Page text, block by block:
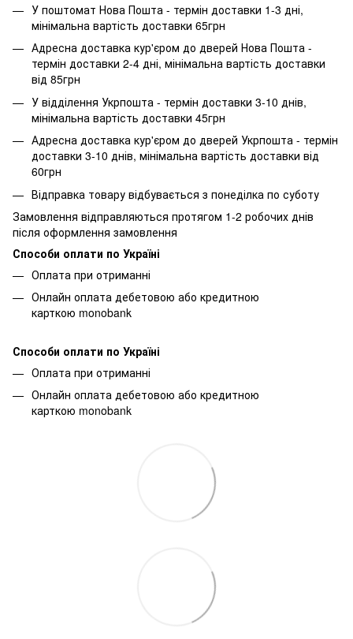
У поштомат Нова Пошта - термін доставки 1-3 дні,
мінімальна вартість доставки 65грн
Адресна доставка кур'єром до дверей Нова Пошта -
термін доставки 2-4 дні, мінімальна вартість доставки
від 85грн
У відділення Укрпошта - термін доставки 3-10 днів,
мінімальна вартість доставки 45грн
Адресна доставка кур'єром до дверей Укрпошта - термін
доставки 3-10 днів, мінімальна вартість доставки від
60грн
Відправка товару відбувається з понеділка по суботу
Замовлення відправляються протягом 1-2 робочих днів
після оформлення замовлення
Способи оплати по Україні
Оплата при отриманні
Онлайн оплата дебетовою або кредитною
карткою monobank
Способи оплати по Україні
Оплата при отриманні
Онлайн оплата дебетовою або кредитною
карткою monobank